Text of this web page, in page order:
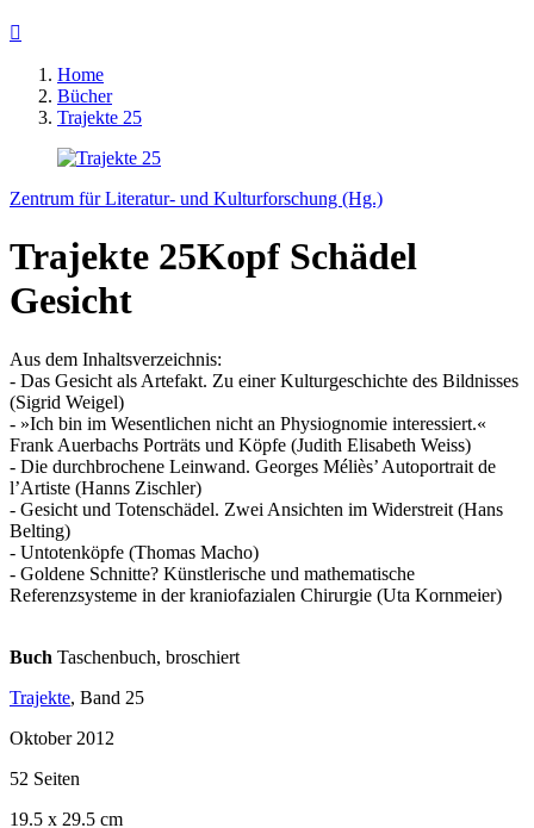

Home
Bücher
Trajekte 25
Zentrum für Literatur- und Kulturforschung (Hg.)
Trajekte 25Kopf Schädel
Gesicht
Aus dem Inhaltsverzeichnis:
- Das Gesicht als Artefakt. Zu einer Kulturgeschichte des Bildnisses
(Sigrid Weigel)
- »Ich bin im Wesentlichen nicht an Physiognomie interessiert.«
Frank Auerbachs Porträts und Köpfe (Judith Elisabeth Weiss)
- Die durchbrochene Leinwand. Georges Méliès’ Autoportrait de
l’Artiste (Hanns Zischler)
- Gesicht und Totenschädel. Zwei Ansichten im Widerstreit (Hans
Belting)
- Untotenköpfe (Thomas Macho)
- Goldene Schnitte? Künstlerische und mathematische
Referenzsysteme in der kraniofazialen Chirurgie (Uta Kornmeier)
Buch Taschenbuch, broschiert
Trajekte, Band 25
Oktober 2012
52 Seiten
19.5 x 29.5 cm